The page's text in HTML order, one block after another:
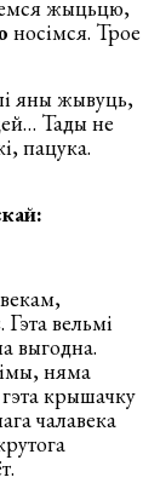
жыцьцю,
носімся. Трое
яны жывуць,
Тады не
пацука.
. Гэта вельмі
выгодна.
няма
крышачку
чалавека